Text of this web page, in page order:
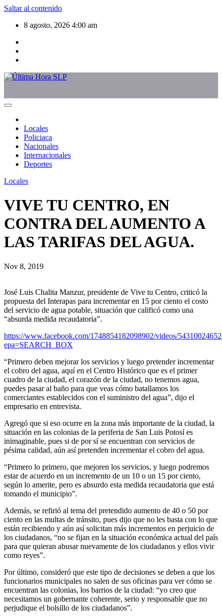
Saltar al contenido
8 agosto, 2026 4:00 am
Locales
Policiaca
Nacionales
Internacionales
Deportes
Locales
VIVE TU CENTRO, EN
CONTRA DEL AUMENTO A
LAS TARIFAS DEL AGUA.
Nov 8, 2019
José Luis Chalita Manzur, presidente de Vive tu Centro, criticó la
propuesta del Interapas para incrementar en 15 por ciento el costo
del servicio de agua potable, situación que calificó como una
“absurda medida recaudatoria”.
https://www.facebook.com/1748854182098902/videos/
epa=SEARCH_BOX
“Primero deben mejorar los servicios y luego pretender incrementar
el cobro del agua, aquí en el Centro Histórico que es el primer
cuadro de la ciudad, el corazón de la ciudad, no tenemos agua,
puedes pasar al baño para que veas cómo batallamos los
comerciantes establecidos con el suministro del agua”, dijo el
empresario en entrevista.
Agregó que si eso ocurre en la zona más importante de la ciudad, la
situación en las colonias de la periferia de San Luis Potosí es
inimaginable, pues si de por sí se encuentran con servicios de
pésima calidad, aún así pretenden incrementar el cobro del agua.
“Primero lo primero, que mejoren los servicios, y luego podremos
estar de acuerdo en un incremento de un 10 o un 15 por ciento,
según lo amerite, pero es absurdo esta medida recaudatoria que está
tomando el municipio”.
Además, se refirió al tema del pretendido aumento de 40 o 50 por
ciento en las multas de tránsito, pues dijo que no les basta con lo que
están recibiendo y aún así solicitan más incrementos en perjuicio de
los ciudadanos, “no se fijan en la situación económica actual del país
para que quieran abusar nuevamente de los ciudadanos y ellos vivir
como reyes”.
Por último, consideró que este tipo de decisiones se deben a que los
funcionarios municipales no salen de sus oficinas para ver cómo se
encuentran las colonias, los barrios de la ciudad: “yo creo que
necesitamos un gobernante coherente, serio y responsable que no
perjudique el bolsillo de los ciudadanos”.